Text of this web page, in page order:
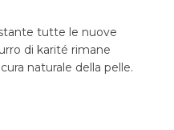
tutte le nuove
di karité rimane
naturale della pelle.